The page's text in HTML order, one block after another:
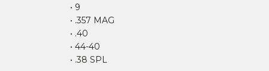
• 9
• .357 MAG
• .40
• 44-40
• .38 SPL